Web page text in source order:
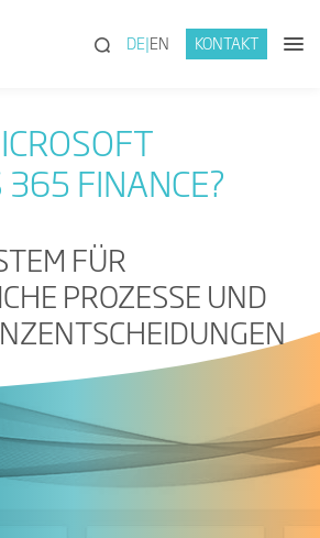
(SUCHE)
DE EN KONTAKT
365 FINANCE?
FÜR
PROZESSE UND